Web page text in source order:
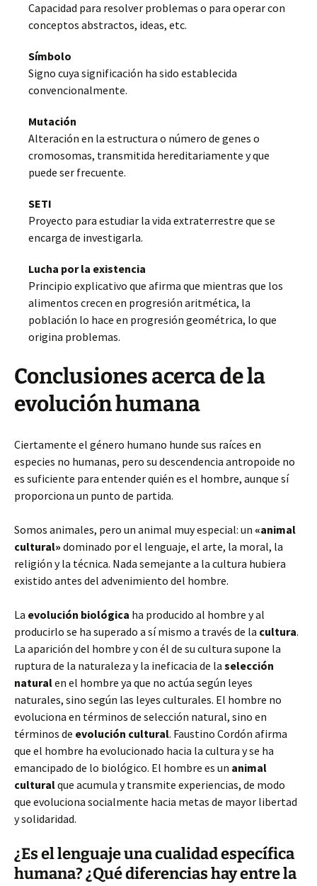
Capacidad para resolver problemas o para operar con
conceptos abstractos, ideas, etc.
Símbolo
Signo cuya significación ha sido establecida
convencionalmente.
Mutación
Alteración en la estructura o número de genes o
cromosomas, transmitida hereditariamente y que
puede ser frecuente.
SETI
Proyecto para estudiar la vida extraterrestre que se
encarga de investigarla.
Lucha por la existencia
Principio explicativo que afirma que mientras que los
alimentos crecen en progresión aritmética, la
población lo hace en progresión geométrica, lo que
origina problemas.
Conclusiones acerca de la
evolución humana
Ciertamente el género humano hunde sus raíces en
especies no humanas, pero su descendencia antropoide no
es suficiente para entender quién es el hombre, aunque sí
proporciona un punto de partida.
Somos animales, pero un animal muy especial: un «animal
cultural» dominado por el lenguaje, el arte, la moral, la
religión y la técnica. Nada semejante a la cultura hubiera
existido antes del advenimiento del hombre.
La evolución biológica ha producido al hombre y al
producirlo se ha superado a sí mismo a través de la cultura.
La aparición del hombre y con él de su cultura supone la
ruptura de la naturaleza y la ineficacia de la selección
naturalen el hombre ya que no actúa según leyes
naturales, sino según las leyes culturales. El hombre no
evoluciona en términos de selección natural, sino en
términos de evolución cultural. Faustino Cordón afirma
que el hombre ha evolucionado hacia la cultura y se ha
emancipado de lo biológico. El hombre es un animal
culturalque acumula y transmite experiencias, de modo
que evoluciona socialmente hacia metas de mayor libertad
y solidaridad.
¿Es el lenguaje una cualidad específica
humana? ¿Qué diferencias hay entre la